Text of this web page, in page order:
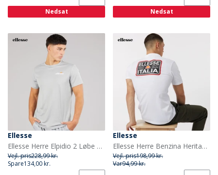
Nedsat Nedsat
Ellesse
Ellesse Herre Elpidio 2 Løbe T-shirt Grå
Vejl. pris228,99 kr.
Spare134,00 kr.
Ellesse
Ellesse Herre Benzina Heritage Ryg Logo T-shirt Hvid
Vejl. pris198,99 kr.
Var94,99 kr.